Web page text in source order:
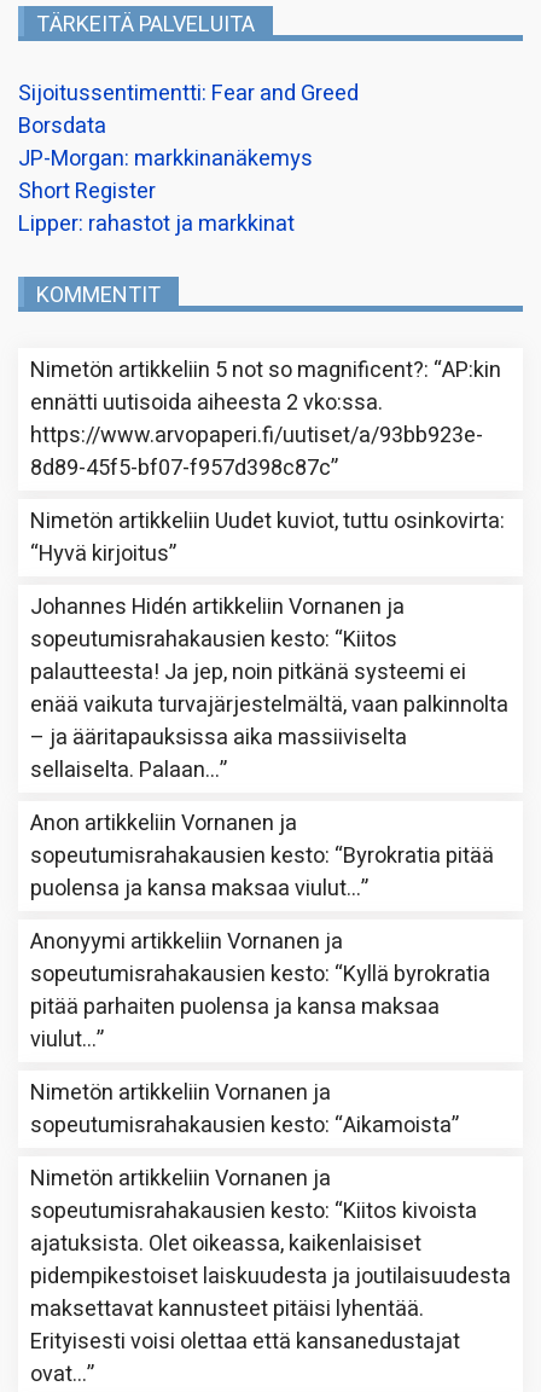
TÄRKEITÄ PALVELUITA
Sijoitussentimentti: Fear and Greed
Borsdata
JP-Morgan: markkinanäkemys
Short Register
Lipper: rahastot ja markkinat
KOMMENTIT
Nimetön artikkeliin 5 not so magnificent?: “AP:kin
ennätti uutisoida aiheesta 2 vko:ssa.
https://www.arvopaperi.fi/uutiset/a/93bb923e-
8d89-45f5-bf07-f957d398c87c”
Nimetön artikkeliin Uudet kuviot, tuttu osinkovirta:
“Hyvä kirjoitus”
Johannes Hidén artikkeliinVornanen ja
sopeutumisrahakausien kesto: “Kiitos
palautteesta! Ja jep, noin pitkänä systeemi ei
enää vaikuta turvajärjestelmältä, vaan palkinnolta
– ja ääritapauksissa aika massiiviselta
sellaiselta. Palaan…”
Anon artikkeliinVornanen ja
sopeutumisrahakausien kesto: “Byrokratia pitää
puolensa ja kansa maksaa viulut…”
Anonyymi artikkeliinVornanen ja
sopeutumisrahakausien kesto: “Kyllä byrokratia
pitää parhaiten puolensa ja kansa maksaa
viulut…”
Nimetön artikkeliinVornanen ja
sopeutumisrahakausien kesto: “Aikamoista”
Nimetön artikkeliinVornanen ja
sopeutumisrahakausien kesto: “Kiitos kivoista
ajatuksista. Olet oikeassa, kaikenlaisiset
pidempikestoiset laiskuudesta ja joutilaisuudesta
maksettavat kannusteet pitäisi lyhentää.
Erityisesti voisi olettaa että kansanedustajat
ovat…”